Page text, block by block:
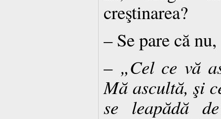
creştinarea?
– Se pare că
– „Cel ce vă
Mă ascultă, şi
se leapădă